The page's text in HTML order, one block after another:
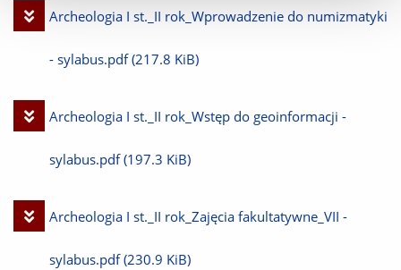
Pobierz
plik
Archeologia I st._II rok_Wprowadzenie do numizmatyki
- sylabus.pdf (217.8 KiB)
Pobierz
plik
Archeologia I st._II rok_Wstęp do geoinformacji -
sylabus.pdf (197.3 KiB)
Pobierz
plik
Archeologia I st._II rok_Zajęcia fakultatywne_VII -
sylabus.pdf (230.9 KiB)